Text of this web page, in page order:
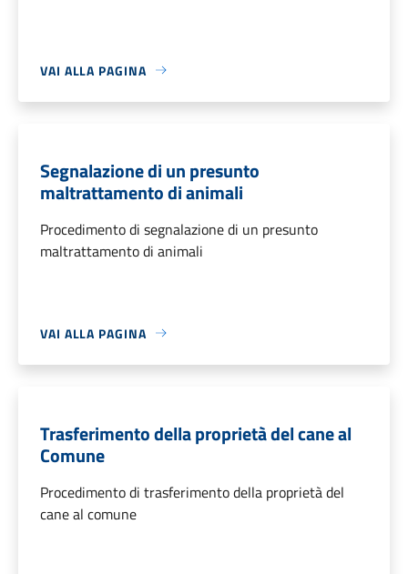
VAI ALLA PAGINA
Segnalazione di un presunto
maltrattamento di animali
Procedimento di segnalazione di un presunto
maltrattamento di animali
VAI ALLA PAGINA
Trasferimento della proprietà del cane al
Comune
Procedimento di trasferimento della proprietà del
cane al comune